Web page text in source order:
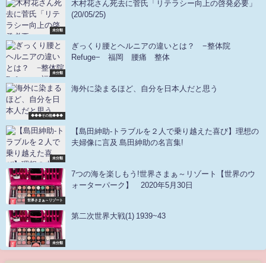
未分類
木村花さん死去に菅氏「リテラシー向上の啓発必要」
(20/05/25)
未分類
ぎっくり腰とヘルニアの違いとは？ −整体院
Refuge− 福岡 腰痛 整体
◆◆◆その他◆◆◆
海外に染まるほど、自分を日本人だと思う
未分類
【島田紳助-トラブルを２人で乗り越えた喜び】理想の
夫婦像に言及 島田紳助の名言集!
世界さまぁ～リゾート
7つの海を楽しもう!世界さまぁ～リゾート【世界のウ
ォーターパーク】 2020年5月30日
未分類
第二次世界大戦(1) 1939~43